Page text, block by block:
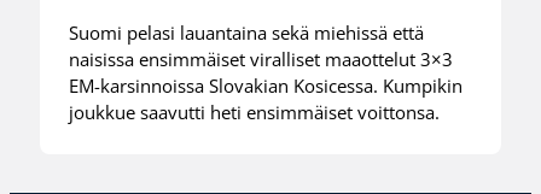
Suomi pelasi lauantaina sekä miehissä että
naisissa ensimmäiset viralliset maaottelut 3×3
EM-karsinnoissa Slovakian Kosicessa. Kumpikin
joukkue saavutti heti ensimmäiset voittonsa.